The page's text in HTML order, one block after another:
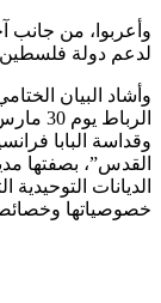
وأعربوا، من جانب
لدعم دولة
وأشاد البيان
وقداسة البابا
القدس”، بصفتها
الديانات
خصوصياتها